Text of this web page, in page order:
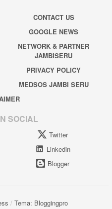
CONTACT US
GOOGLE NEWS
NETWORK & PARTNER
JAMBISERU
PRIVACY POLICY
MEDSOS JAMBI SERU
SOCIAL
Twitter
Linkedin
Blogger
/ Tema: Bloggingpro